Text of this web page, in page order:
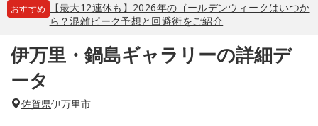
おすすめ
【最大12連休も】2026年のゴールデンウィークはいつか
ら？混雑ピーク予想と回避術をご紹介
伊万里・鍋島ギャラリーの詳細デ
ータ
佐賀県伊万里市